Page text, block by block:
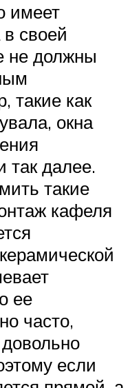
имеет
своей
не должны
такие как
окна
так далее.
такие
кафеля
ее
часто,
если